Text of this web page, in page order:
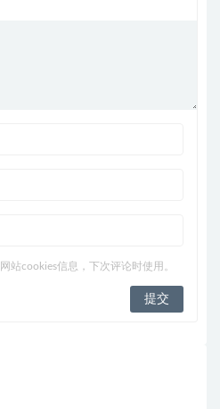
站cookies信息，下次评论时使用。